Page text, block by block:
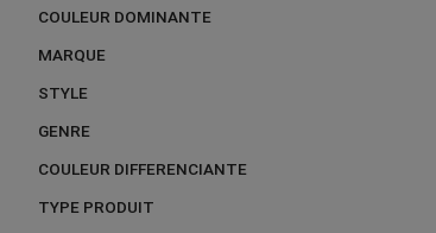
COULEUR DOMINANTE
MARQUE
STYLE
GENRE
COULEUR DIFFERENCIANTE
TYPE PRODUIT